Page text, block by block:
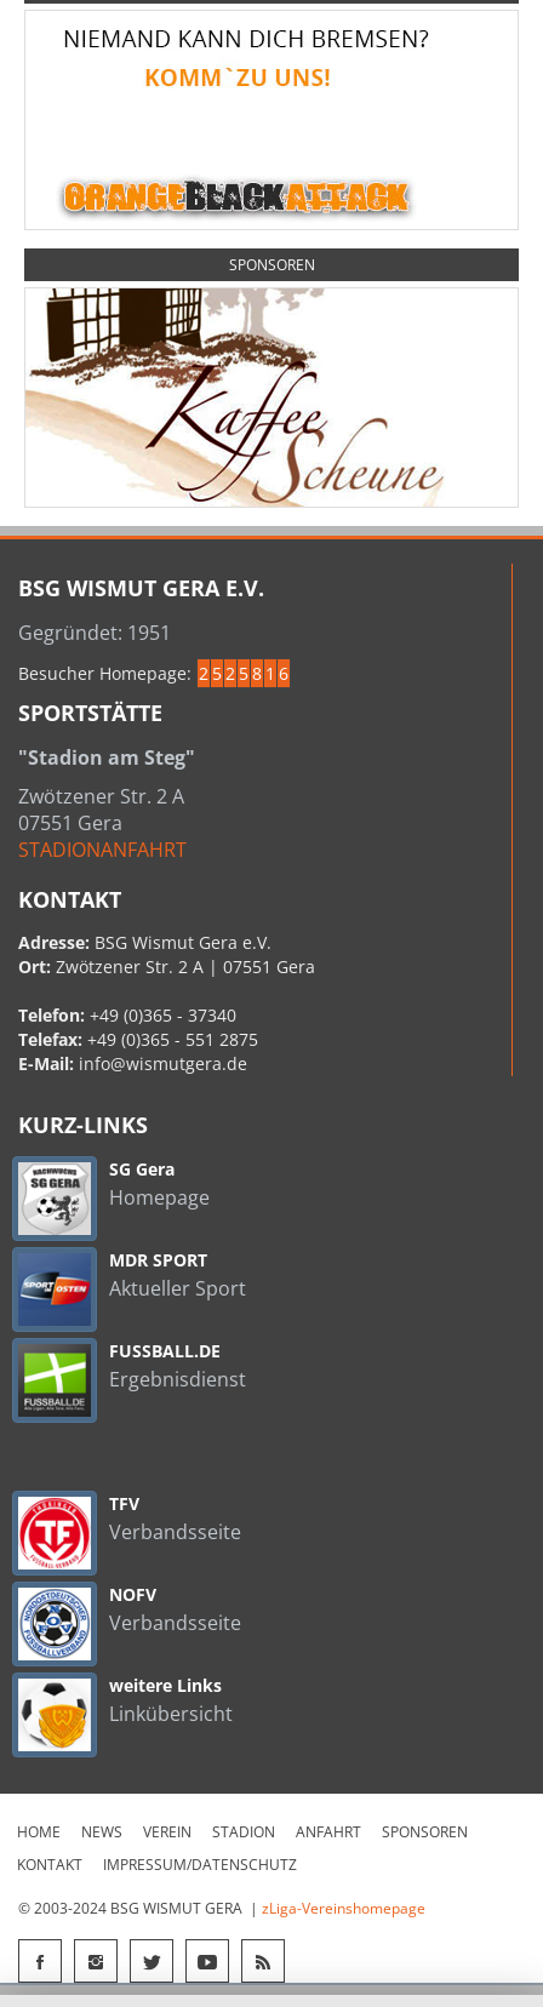
SPONSOREN
BSG WISMUT GERA E.V.
Gegründet: 1951
Besucher Homepage: 2 52 58 1 6
SPORTSTÄTTE
"Stadion am Steg"
Zwötzener Str. 2 A
07551 Gera
STADIONANFAHRT
KONTAKT
Adresse: BSG Wismut Gera e.V.
Ort: Zwötzener Str. 2 A | 07551 Gera
Telefon: +49 (0)365 - 37340
Telefax: +49 (0)365 - 551 2875
E-Mail: info@wismutgera.de
KURZ-LINKS
SG Gera
Homepage
MDR SPORT
Aktueller Sport
FUSSBALL.DE
Ergebnisdienst
TFV
Verbandsseite
NOFV
Verbandsseite
weitere Links
Linkübersicht
HOME NEWS VEREIN STADION ANFAHRT
SPONSOREN
KONTAKT
IMPRESSUM/DATENSCHUTZ
© 2003-2024 BSG WISMUT GERA | zLiga-Vereinshomepage